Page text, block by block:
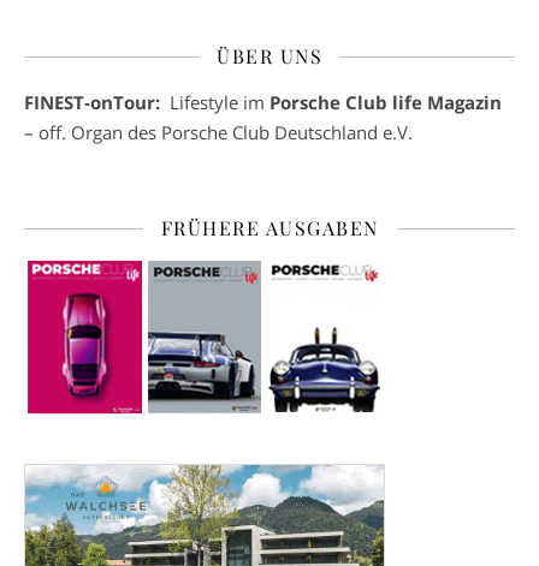
ÜBER UNS
FINEST-onTour: Lifestyle im Porsche Club life Magazin
– off. Organ des Porsche Club Deutschland e.V.
FRÜHERE AUSGABEN